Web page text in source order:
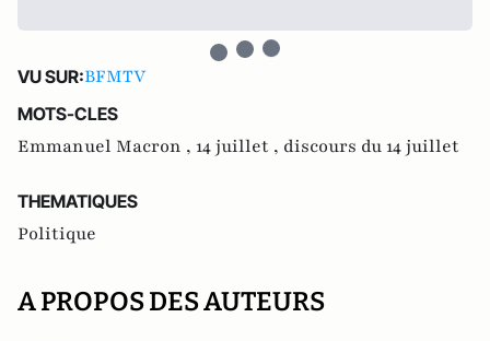
VU SUR:BFMTV
MOTS-CLES
Emmanuel Macron , 14 juillet , discours du 14 juillet
THEMATIQUES
Politique
A PROPOS DES AUTEURS